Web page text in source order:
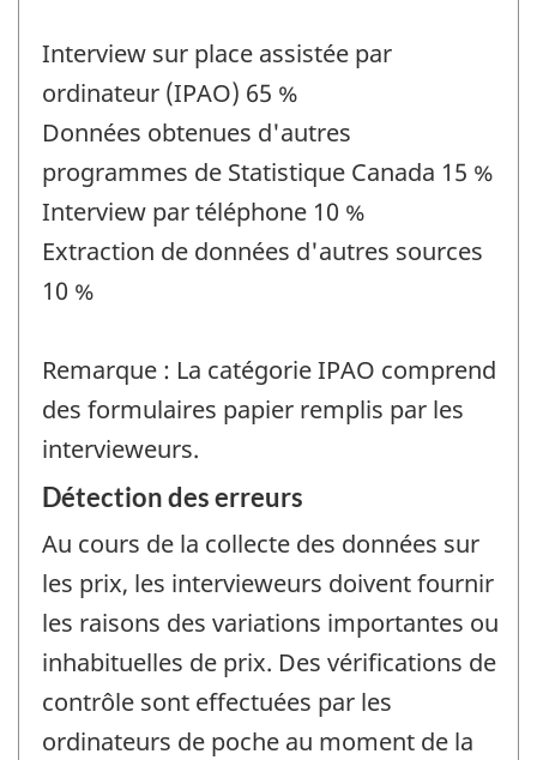
Interview sur place assistée par
ordinateur (IPAO) 65 %
Données obtenues d'autres
programmes de Statistique Canada 15 %
Interview par téléphone 10 %
Extraction de données d'autres sources
10 %
Remarque : La catégorie IPAO comprend
des formulaires papier remplis par les
intervieweurs.
Détection des erreurs
Au cours de la collecte des données sur
les prix, les intervieweurs doivent fournir
les raisons des variations importantes ou
inhabituelles de prix. Des vérifications de
contrôle sont effectuées par les
ordinateurs de poche au moment de la